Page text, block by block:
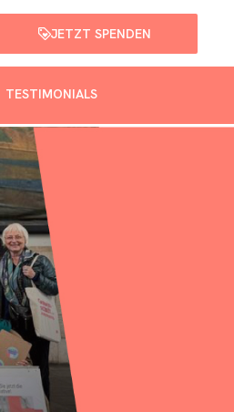
JETZT SPENDEN
TESTIMONIALS